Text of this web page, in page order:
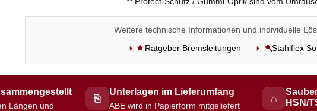
Weitere technische Informationen und individuelle
Ratgeber Bremsleitungen
Stahlflex
Längen und
⎘
Unterlagen im Lieferumfang
ABE wird in Papierform mitgeliefert
⌂
HSN/